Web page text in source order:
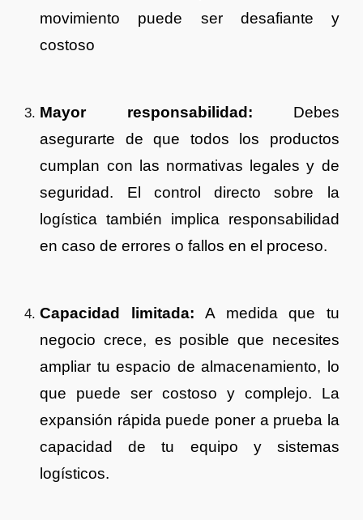
movimiento puede ser desafiante y
costoso
Mayor responsabilidad: Debes
asegurarte de que todos los productos
cumplan con las normativas legales y de
seguridad. El control directo sobre la
logística también implica responsabilidad
en caso de errores o fallos en el proceso.
Capacidad limitada:A medida que tu
negocio crece, es posible que necesites
ampliar tu espacio de almacenamiento, lo
que puede ser costoso y complejo. La
expansión rápida puede poner a prueba la
capacidad de tu equipo y sistemas
logísticos.